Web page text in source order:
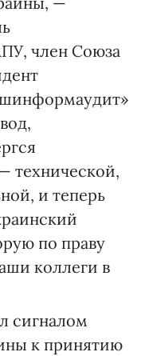
член Союза
технической,
и теперь
по праву
коллеги в
сигналом
к принятию